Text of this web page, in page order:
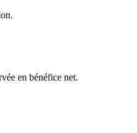
en bénéfice net.